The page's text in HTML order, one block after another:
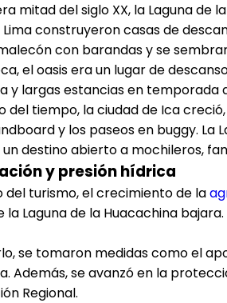
mitad del siglo XX, la Laguna de
Lima construyeron casas de
con barandas y se
el oasis era un lugar de
y largas estancias en temporada
del tiempo, la ciudad de Ica
y los paseos en buggy. La
un destino abierto a mochileros,
y presión hídrica
del turismo, el crecimiento de la
la Laguna de la Huacachina
se tomaron medidas como el
Además, se avanzó en la
Regional.